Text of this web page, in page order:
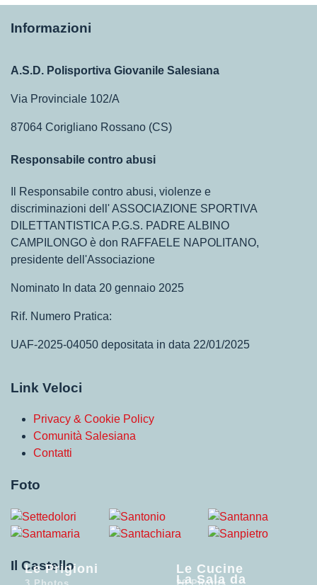
Informazioni
A.S.D. Polisportiva Giovanile Salesiana
Via Provinciale 102/A
87064 Corigliano Rossano (CS)
Responsabile contro abusi
Il Responsabile contro abusi, violenze e
discriminazioni dell' ASSOCIAZIONE SPORTIVA
DILETTANTISTICA P.G.S. PADRE ALBINO
CAMPILONGO è don RAFFAELE NAPOLITANO,
presidente dell'Associazione
Nominato In data 20 gennaio 2025
Rif. Numero Pratica:
UAF-2025-04050 depositata in data 22/01/2025
Link Veloci
Privacy & Cookie Policy
Comunità Salesiana
Contatti
Foto
Il Castello
Le Prigioni Le Cucine
La Sala da